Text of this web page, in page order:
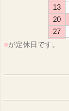
13
20
27
■が定休日です。